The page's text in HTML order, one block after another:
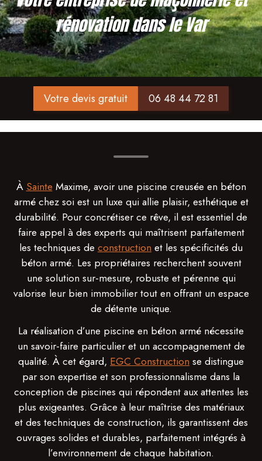
rénovation dans le Var
Votre devis gratuit 06 48 44 72 81
À Sainte Maxime, avoir une piscine creusée en béton
armé chez soi est un luxe qui allie plaisir, esthétique et
durabilité. Pour concrétiser ce rêve, il est essentiel de
faire appel à des experts qui maîtrisent parfaitement
les techniques de construction et les spécificités du
béton armé. Les propriétaires recherchent souvent
une solution sur-mesure, robuste et pérenne qui
valorise leur bien immobilier tout en offrant un espace
de détente unique.
La réalisation d’une piscine en béton armé nécessite
un savoir-faire particulier et un accompagnement de
qualité. À cet égard, EGC Construction se distingue
par son expertise et son professionnalisme dans la
conception de piscines qui répondent aux attentes les
plus exigeantes. Grâce à leur maîtrise des matériaux
et des techniques de construction, ils garantissent des
ouvrages solides et durables, parfaitement intégrés à
l’environnement de chaque habitation.